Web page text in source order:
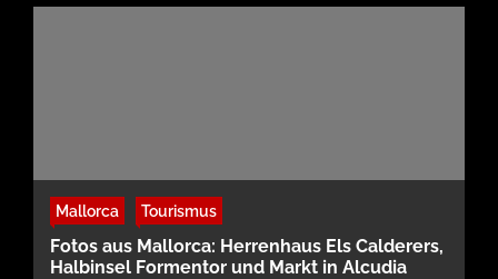
Mallorca Tourismus
Fotos aus Mallorca: Herrenhaus Els Calderers,
Halbinsel Formentor und Markt in Alcudia